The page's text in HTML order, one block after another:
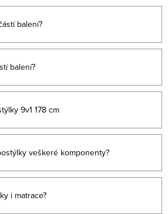
balení?
balení?
9v1 178 cm
veškeré komponenty?
i matrace?